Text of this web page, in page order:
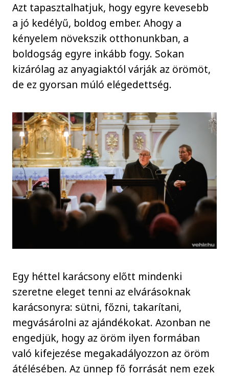
Azt tapasztalhatjuk, hogy egyre kevesebb
a jó kedélyű, boldog ember. Ahogy a
kényelem növekszik otthonunkban, a
boldogság egyre inkább fogy. Sokan
kizárólag az anyagiaktól várják az örömöt,
de ez gyorsan múló elégedettség.
Egy héttel karácsony előtt mindenki
szeretne eleget tenni az elvárásoknak
karácsonyra: sütni, főzni, takarítani,
megvásárolni az ajándékokat. Azonban ne
engedjük, hogy az öröm ilyen formában
való kifejezése megakadályozzon az öröm
átélésében. Az ünnep fő forrását nem ezek